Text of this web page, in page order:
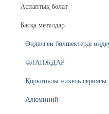
Аспаптық болат
Басқа металдар
Өңделген бөлшектерді
ФЛАНЖДАР
Қорытпалы никель сериясы
Алюминий